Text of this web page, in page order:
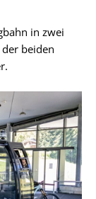
in zwei
beiden